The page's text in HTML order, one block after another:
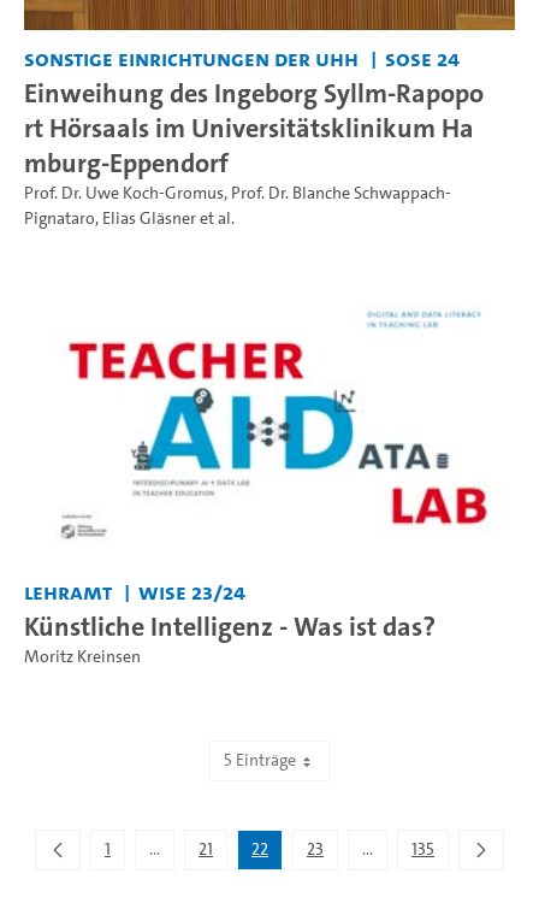
Sonstige Einrichtungen der UHH SoSe 24
Einweihung des Ingeborg Syllm-Rapopo
rt Hörsaals im Universitätsklinikum Ha
mburg-Eppendorf
Prof. Dr. Uwe Koch-Gromus, Prof. Dr. Blanche Schwappach-
Pignataro, Elias Gläsneret al.
Lehramt WiSe 23/24
Künstliche Intelligenz - Was ist das?
Moritz Kreinsen
5 Einträge
1 ...Zwischenseiten Navigieren mit TAB-Taste.
21 22 23 ...Zwischenseiten
135